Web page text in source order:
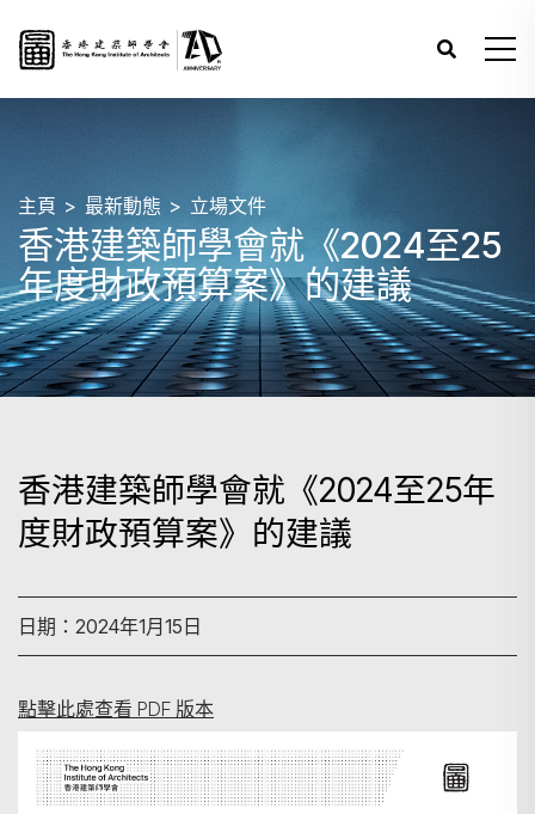
主頁 最新動態 立場文件
香港建築師學會就《2024至25
年度財政預算案》的建議
香港建築師學會就《2024至25年
度財政預算案》的建議
日期：2024年1月15日
點擊此處查看 PDF 版本